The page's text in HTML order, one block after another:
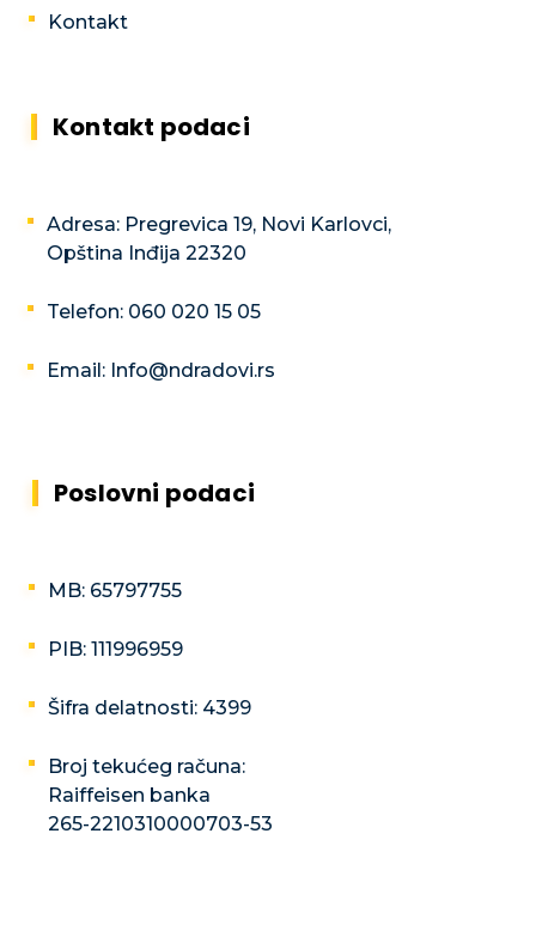
Kontakt
Kontakt podaci
Adresa: Pregrevica 19, Novi Karlovci,
Opština Inđija 22320
Telefon: 060 020 15 05
Email: Info@ndradovi.rs
Poslovni podaci
MB: 65797755
PIB: 111996959
Šifra delatnosti: 4399
Broj tekućeg računa:
Raiffeisen banka
265-2210310000703-53